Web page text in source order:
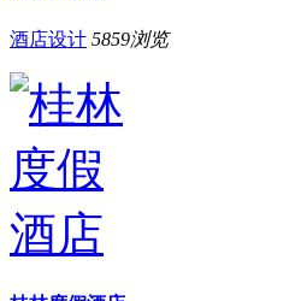
酒店设计 5859浏览